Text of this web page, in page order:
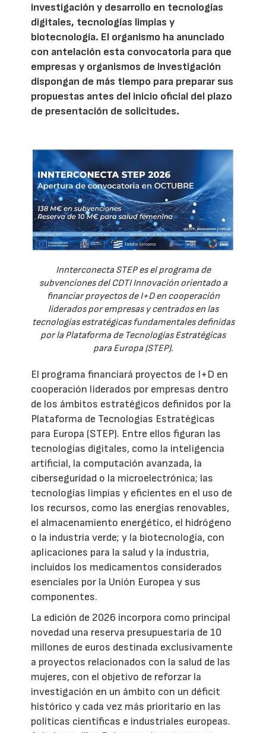
investigación y desarrollo en tecnologías
digitales, tecnologías limpias y
biotecnología. El organismo ha anunciado
con antelación esta convocatoria para que
empresas y organismos de investigación
dispongan de más tiempo para preparar sus
propuestas antes del inicio oficial del plazo
de presentación de solicitudes.
Innterconecta STEP es el programa de
subvenciones del CDTI Innovación orientado a
financiar proyectos de I+D en cooperación
liderados por empresas y centrados en las
tecnologías estratégicas fundamentales definidas
por la Plataforma de Tecnologías Estratégicas
para Europa (STEP).
El programa financiará proyectos de I+D en
cooperación liderados por empresas dentro
de los ámbitos estratégicos definidos por la
Plataforma de Tecnologías Estratégicas
para Europa (STEP). Entre ellos figuran las
tecnologías digitales, como la inteligencia
artificial, la computación avanzada, la
ciberseguridad o la microelectrónica; las
tecnologías limpias y eficientes en el uso de
los recursos, como las energías renovables,
el almacenamiento energético, el hidrógeno
o la industria verde; y la biotecnología, con
aplicaciones para la salud y la industria,
incluidos los medicamentos considerados
esenciales por la Unión Europea y sus
componentes.
La edición de 2026 incorpora como principal
novedad una reserva presupuestaria de 10
millones de euros destinada exclusivamente
a proyectos relacionados con la salud de las
mujeres, con el objetivo de reforzar la
investigación en un ámbito con un déficit
histórico y cada vez más prioritario en las
políticas científicas e industriales europeas.